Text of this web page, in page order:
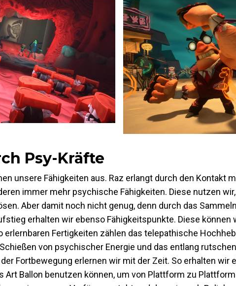
Psy-Kräfte
unsere Fähigkeiten aus. Raz erlangt durch den Kontakt
immer mehr psychische Fähigkeiten. Diese nutzen
Aber damit noch nicht genug, denn durch das
erhalten wir ebenso Fähigkeitspunkte. Diese können
Fertigkeiten zählen das telepathische
von psychischer Energie und das entlang
Fortbewegung erlernen wir mit der Zeit. So erhalten wir
Art Ballon benutzen können, um von Plattform zu